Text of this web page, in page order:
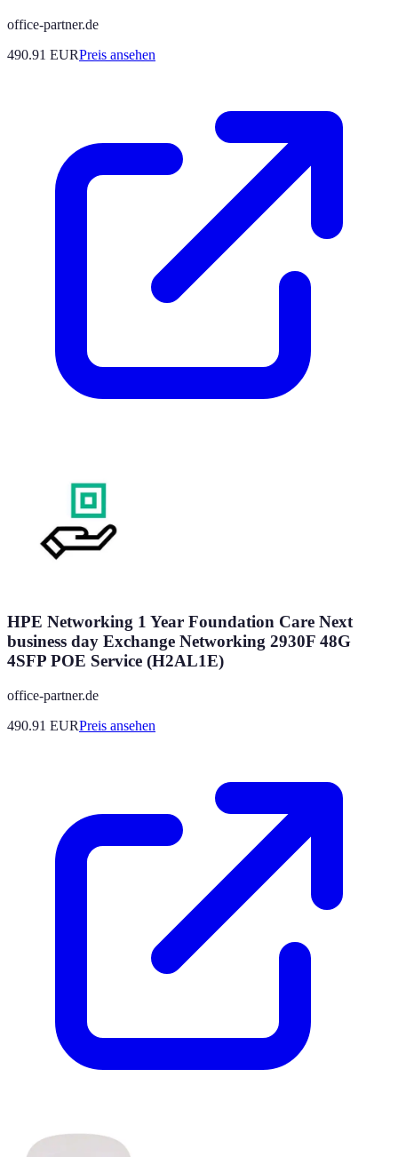
office-partner.de
490.91 EURPreis ansehen
HPE Networking 1 Year Foundation Care Next
business day Exchange Networking 2930F 48G
4SFP POE Service (H2AL1E)
office-partner.de
490.91 EURPreis ansehen